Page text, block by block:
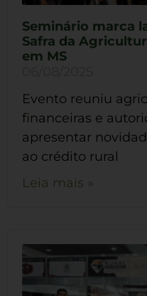
Seminário marca
Safra da
em MS
Evento reuniu
financeiras e
apresentar
ao crédito rural
Leia mais »